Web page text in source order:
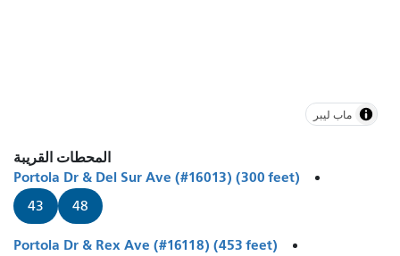
ماب ليبر
المحطات القريبة
Portola Dr & Del Sur Ave (#16013) (300 feet)
43 48
Portola Dr & Rex Ave (#16118) (453 feet)